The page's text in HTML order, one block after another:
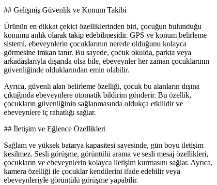
## Gelişmiş Güvenlik ve Konum Takibi
Ürünün en dikkat çekici özelliklerinden biri, çocuğun bulunduğu
konumu anlık olarak takip edebilmesidir. GPS ve konum belirleme
sistemi, ebeveynlerin çocuklarının nerede olduğunu kolayca
görmesine imkan tanır. Bu sayede, çocuk okulda, parkta veya
arkadaşlarıyla dışarıda olsa bile, ebeveynler her zaman çocuklarının
güvenliğinde olduklarından emin olabilir.
Ayrıca, güvenli alan belirleme özelliği, çocuk bu alanların dışına
çıktığında ebeveynlere otomatik bildirim gönderir. Bu özellik,
çocukların güvenliğinin sağlanmasında oldukça etkilidir ve
ebeveynlere iç rahatlığı sağlar.
## İletişim ve Eğlence Özellikleri
Sağlam ve yüksek batarya kapasitesi sayesinde, gün boyu iletişim
kesilmez. Sesli görüşme, görüntülü arama ve sesli mesaj özellikleri,
çocukların ve ebeveynlerin kolayca iletişim kurmasını sağlar. Ayrıca,
kamera özelliği ile çocuklar kendilerini ifade edebilir veya
ebeveynleriyle görüntülü görüşme yapabilir.